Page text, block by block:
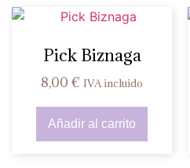
Pick Biznaga
8,00 € IVA incluido
Añadir al carrito